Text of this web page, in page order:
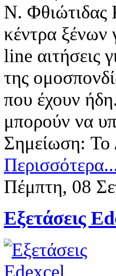
Ν.
κέντρα
line αιτήσεις
της
που έχουν
μπορούν να
Σημείωση:
Πέμπτη, 08
Εξετάσεις